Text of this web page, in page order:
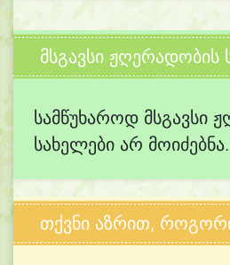
მსგავსი ჟღერადობის
სამწუხაროდ მსგავსი
სახელები არ მოიძებნა.
თქვნი აზრით,